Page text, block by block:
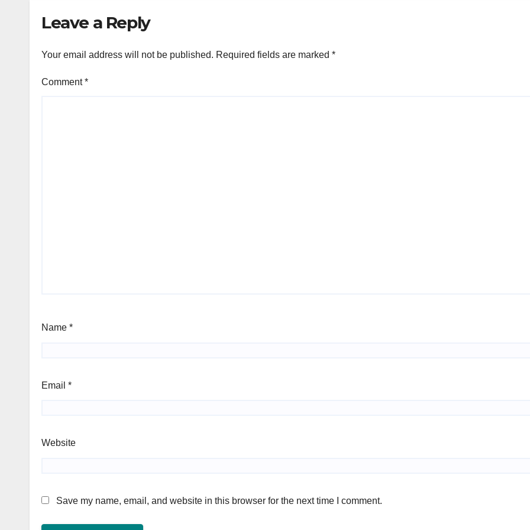
Leave a Reply
Your email address will not be published. Required fields are marked *
Comment*
Name *
Email *
Website
Save my name, email, and website in this browser for the next time I comment.